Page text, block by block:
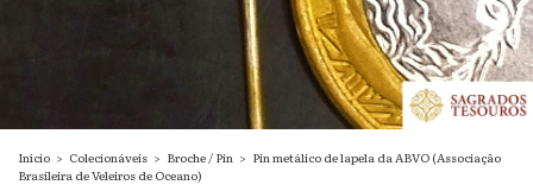
Início > Colecionáveis > Broche / Pin > Pin metálico de lapela da ABVO (Associação
Brasileira de Veleiros de Oceano)